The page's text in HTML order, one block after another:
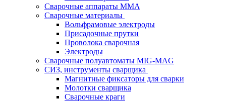
Сварочные аппараты MMA
Сварочные материалы
Вольфрамовые электроды
Присадочные прутки
Проволока сварочная
Электроды
Сварочные полуавтоматы MIG-MAG
СИЗ, инструменты сварщика
Магнитные фиксаторы для сварки
Молотки сварщика
Сварочные краги